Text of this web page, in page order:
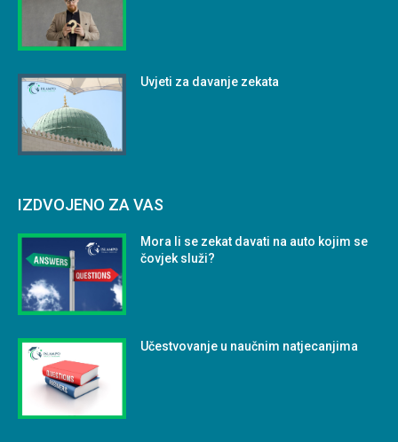
Uvjeti za davanje zekata
IZDVOJENO ZA VAS
Mora li se zekat davati na auto kojim se
čovjek služi?
Učestvovanje u naučnim natjecanjima